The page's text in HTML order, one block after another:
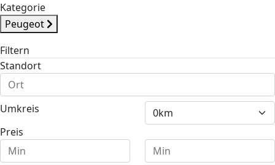
Kategorie
Peugeot
Filtern
Standort
Umkreis
Preis